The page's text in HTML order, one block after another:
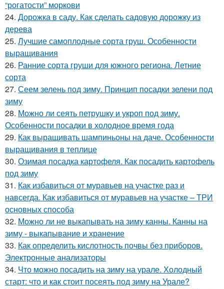
“рогатости” моркови
24. Дорожка в саду. Как сделать садовую дорожку из
дерева
25. Лучшие самоплодные сорта груш. Особенности
выращивания
26. Ранние сорта груши для южного региона. Летние
сорта
27. Сеем зелень под зиму. Принцип посадки зелени под
зиму
28. Можно ли сеять петрушку и укроп под зиму.
Особенности посадки в холодное время года
29. Как выращивать шампиньоны на даче. Особенности
выращивания в теплице
30. Озимая посадка картофеля. Как посадить картофель
под зиму
31. Как избавиться от муравьев на участке раз и
навсегда. Как избавиться от муравьев на участке – ТРИ
основных способа
32. Можно ли не выкапывать на зиму канны. Канны на
зиму - выкапывание и хранение
33. Как определить кислотность почвы без приборов.
Электронные анализаторы
34. Что можно посадить на зиму на урале. Холодный
старт: что и как стоит посеять под зиму на Урале?